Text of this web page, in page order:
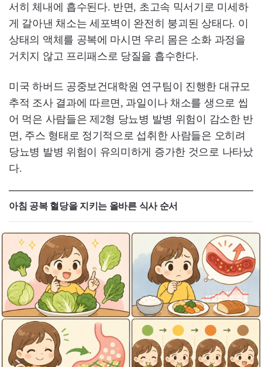
서히 체내에 흡수된다. 반면, 초고속 믹서기로 미세하
게 갈아낸 채소는 세포벽이 완전히 붕괴된 상태다. 이
상태의 액체를 공복에 마시면 우리 몸은 소화 과정을
거치지 않고 프리패스로 당질을 흡수한다.
미국 하버드 공중보건대학원 연구팀이 진행한 대규모
추적 조사 결과에 따르면, 과일이나 채소를 생으로 씹
어 먹은 사람들은 제2형 당뇨병 발병 위험이 감소한 반
면, 주스 형태로 정기적으로 섭취한 사람들은 오히려
당뇨병 발병 위험이 유의미하게 증가한 것으로 나타났
다.
아침 공복 혈당을 지키는 올바른 식사 순서